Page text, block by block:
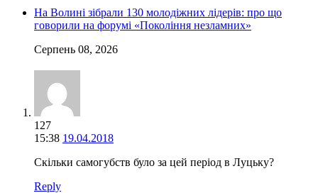
На Волині зібрали 130 молодіжних лідерів: про що
говорили на форумі «Покоління незламних»
Серпень 08, 2026
127
15:38 19.04.2018
Скільки самогубств було за цей період в Луцьку?
Reply